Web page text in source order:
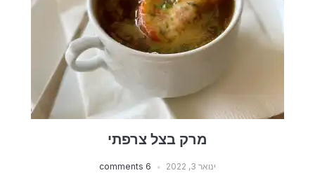
מרק בצל צרפתי
ינואר 3, 2022 6 comments